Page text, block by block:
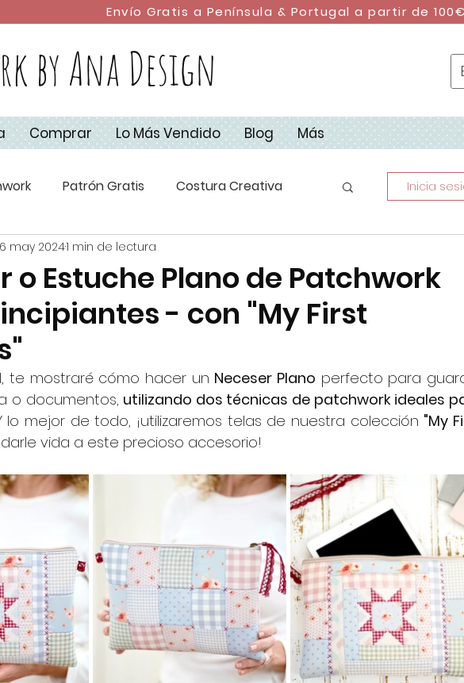
Envío Gratis a Península & Portugal a partir de
by Ana Design
Comprar Lo Más Vendido Blog Más
Patrón Gratis Costura Creativa
Apliquick Costura con Retales
Navidad Campus de Costura 2023
Inicia
o Estuche Plano de Patchwork
- con "My First
may 20241 min de lectura
te mostraré cómo hacer un Neceser Plano perfecto para
o documentos, utilizando dos técnicas de patchwork ideales
lo mejor de todo, ¡utilizaremos telas de nuestra colección "My
vida a este precioso accesorio!